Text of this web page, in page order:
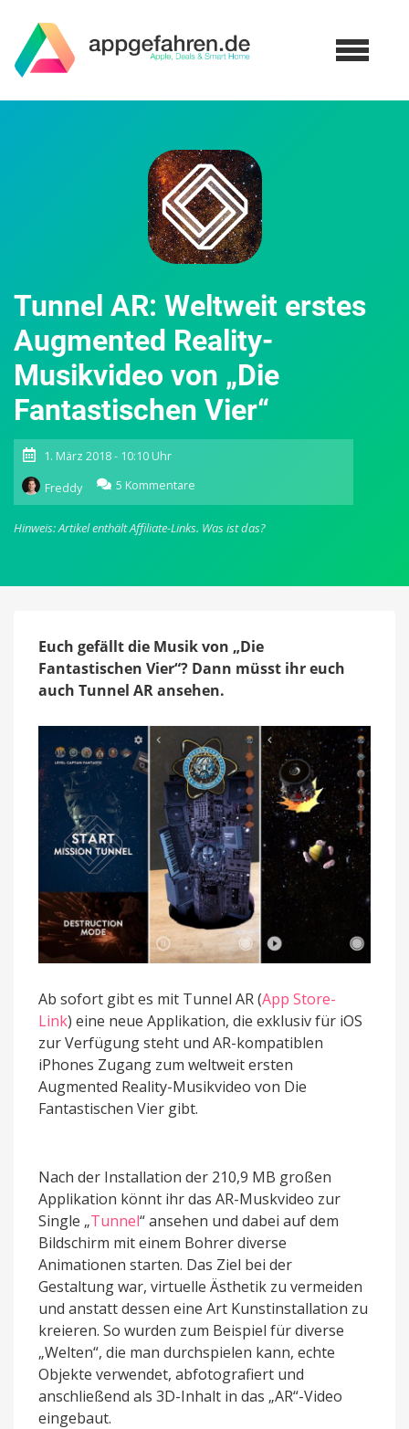
Tunnel AR: Weltweit erstes
Augmented Reality-
Musikvideo von „Die
Fantastischen Vier“
1. März 2018 - 10:10 Uhr
Freddy
5 Kommentare
Tunnel
Weltweit
Reality-
„Die
Fantastischen
Vier“
Hinweis: Artikel enthält Affiliate-Links. Was ist das?
Euch gefällt die Musik von „Die
Fantastischen Vier“? Dann müsst ihr euch
auch Tunnel AR ansehen.
Ab sofort gibt es mit Tunnel AR (App Store-
Link) eine neue Applikation, die exklusiv für iOS
zur Verfügung steht und AR-kompatiblen
iPhones Zugang zum weltweit ersten
Augmented Reality-Musikvideo von Die
Fantastischen Vier gibt.
Nach der Installation der 210,9 MB großen
Applikation könnt ihr das AR-Muskvideo zur
Single „Tunnel“ ansehen und dabei auf dem
Bildschirm mit einem Bohrer diverse
Animationen starten. Das Ziel bei der
Gestaltung war, virtuelle Ästhetik zu vermeiden
und anstatt dessen eine Art Kunstinstallation zu
kreieren. So wurden zum Beispiel für diverse
„Welten“, die man durchspielen kann, echte
Objekte verwendet, abfotografiert und
anschließend als 3D-Inhalt in das „AR“-Video
eingebaut.